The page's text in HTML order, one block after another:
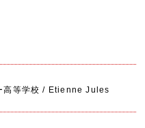
高等学校 / Etienne Jules